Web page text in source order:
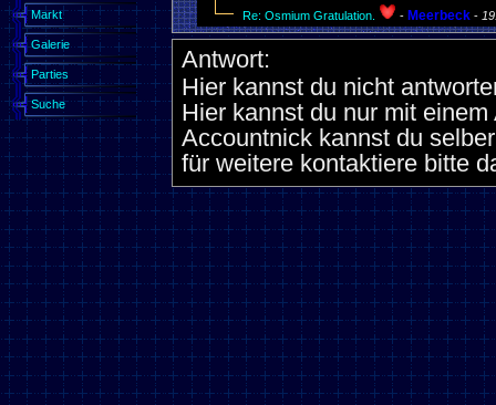
Markt
Galerie
Parties
Suche
Re: Osmium Gratulation.
- Meerbeck-
Antwort:
Hier kannst du nicht
Hier kannst du nur mit
Accountnick kannst du
für weitere kontaktiere bitte